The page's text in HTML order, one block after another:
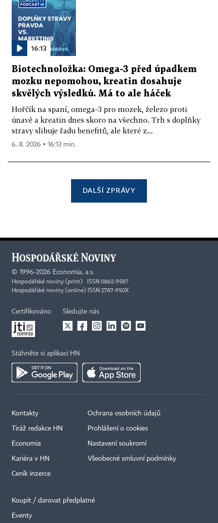
16:13
Biotechnoložka: Omega-3 před úpadkem
mozku nepomohou, kreatin dosahuje
skvělých výsledků. Má to ale háček
Hořčík na spaní, omega-3 pro mozek, železo proti
únavě a kreatin dnes skoro na všechno. Trh s doplňky
stravy slibuje řadu benefitů, ale které z...
6. 8. 2026 ▪ 16:13 min.
DALŠÍ ZPRÁVY
© 1996-2026 Economia, a.s.
Hospodářské noviny (print) ISSN 0862-9587
Hospodářské noviny (online) ISSN 2787-950X
Certifikováno Sledujte nás
Stáhněte si aplikaci HN
Kontakty
Tiráž redakce HN
Economia
Kariéra v HN
Ceník inzerce
Ochrana osobních údajů
Prohlášení o cookies
Nastavení soukromí
Všeobecné smluvní podmínky
Koupit / darovat předplatné
Eventy